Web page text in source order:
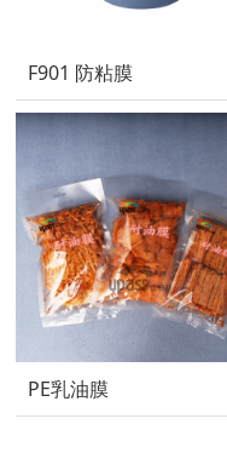
F901 防粘膜
PE乳油膜